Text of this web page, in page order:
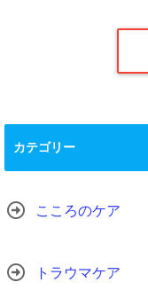
カテゴリー
こころのケア
トラウマケア